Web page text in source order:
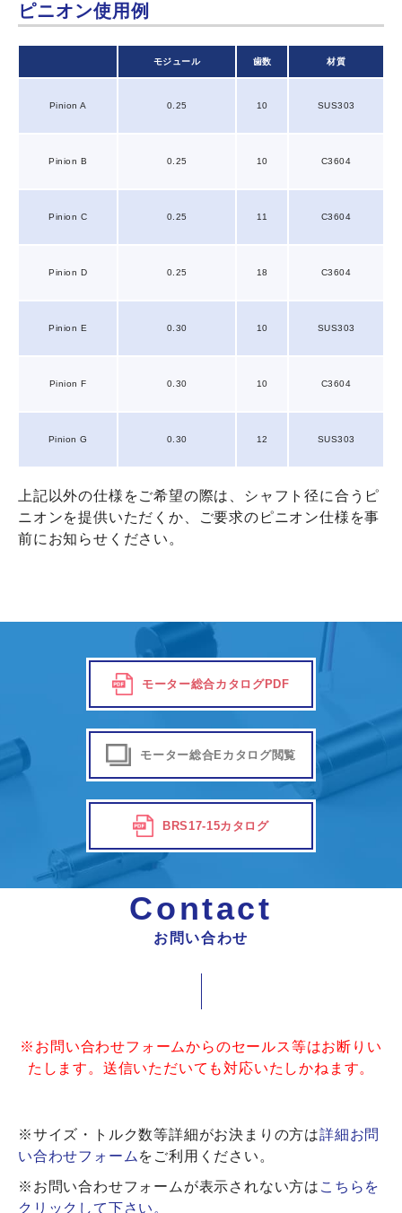
ピニオン使用例
モジュール 歯数 材質
Pinion A 0.25 10 SUS303
Pinion B 0.25 10 C3604
Pinion C 0.25 11 C3604
Pinion D 0.25 18 C3604
Pinion E 0.30 10 SUS303
Pinion F 0.30 10 C3604
Pinion G 0.30 12 SUS303
上記以外の仕様をご希望の際は、シャフト径に合うピ
ニオンを提供いただくか、ご要求のピニオン仕様を事
前にお知らせください。
モーター総合カタログPDF
モーター総合Eカタログ閲覧
BRS17-15カタログ
Contact
お問い合わせ
※お問い合わせフォームからのセールス等はお断りい
たします。送信いただいても対応いたしかねます。
※サイズ・トルク数等詳細がお決まりの方は詳細お問
い合わせフォーム をご利用ください。
※お問い合わせフォームが表示されない方は こちらを
クリックして下さい。